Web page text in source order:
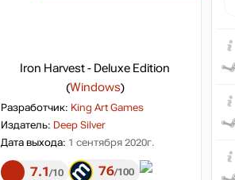
Iron Harvest - Deluxe Edition
(Windows)
Разработчик: King Art Games
Издатель: Deep Silver
Дата выхода: 1 сентября 2020г.
7.1 10 76 100